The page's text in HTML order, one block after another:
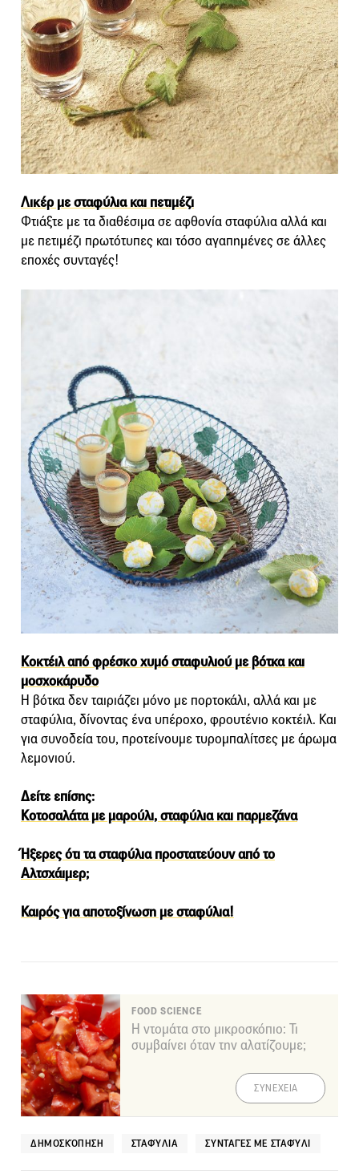
Λικέρ με σταφύλια και πετιμέζι
Φτιάξτε με τα διαθέσιμα σε αφθονία σταφύλια αλλά και
με πετιμέζι πρωτότυπες και τόσο αγαπημένες σε άλλες
εποχές συνταγές!
Κοκτέιλ από φρέσκο χυμό σταφυλιού με βότκα και
μοσχοκάρυδο
Η βότκα δεν ταιριάζει μόνο με πορτοκάλι, αλλά και με
σταφύλια, δίνοντας ένα υπέροχο, φρουτένιο κοκτέιλ. Και
για συνοδεία του, προτείνουμε τυρομπαλίτσες με άρωμα
λεμονιού.
Δείτε επίσης:
Κοτοσαλάτα με μαρούλι, σταφύλια και παρμεζάνα
Ήξερες ότι τα σταφύλια προστατεύουν από το
Αλτσχάιμερ;
Καιρός για αποτοξίνωση με σταφύλια!
FOOD SCIENCE
Η ντομάτα στο μικροσκόπιο: Τι
συμβαίνει όταν την αλατίζουμε;
ΣΥΝΕΧΕΙΑ
ΔΗΜΟΣΚΌΠΗΣΗ ΣΤΑΦΎΛΙΑ ΣΥΝΤΑΓΈΣ ΜΕ ΣΤΑΦΎΛΙ